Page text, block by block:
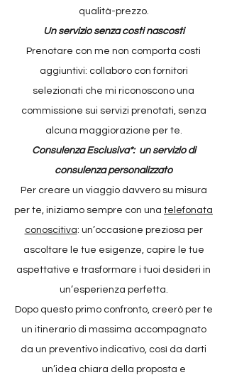
qualità-prezzo.
Un servizio senza costi nascosti
Prenotare con me non comporta costi
aggiuntivi: collaboro con fornitori
selezionati che mi riconoscono una
commissione sui servizi prenotati, senza
alcuna maggiorazione per te.
Consulenza Esclusiva*: un servizio di
consulenza personalizzato
Per creare un viaggio davvero su misura
per te, iniziamo sempre con una telefonata
conoscitiva: un’occasione preziosa per
ascoltare le tue esigenze, capire le tue
aspettative e trasformare i tuoi desideri in
un’esperienza perfetta.
Dopo questo primo confronto, creerò per te
un itinerario di massima accompagnato
da un preventivo indicativo, così da darti
un’idea chiara della proposta e